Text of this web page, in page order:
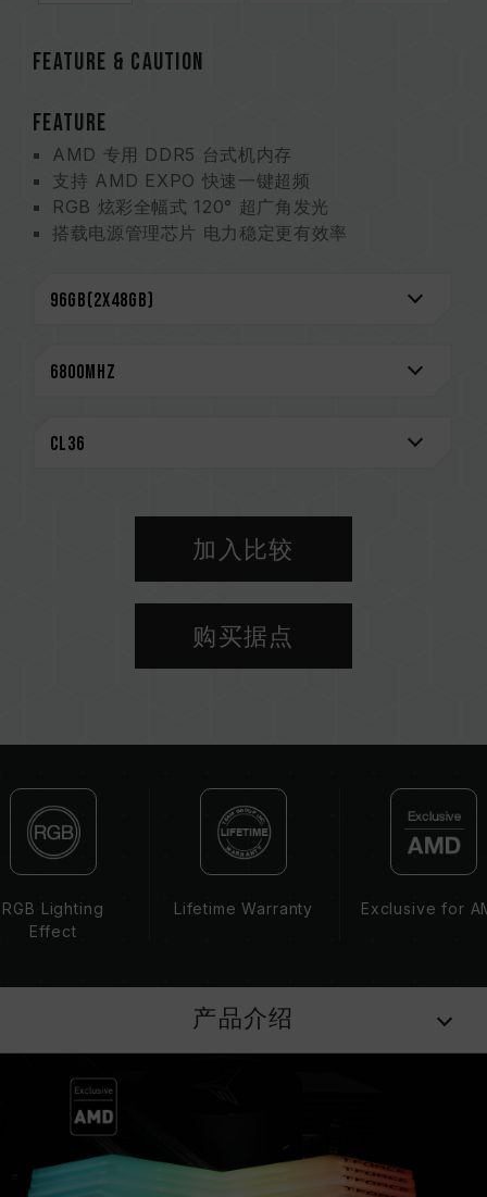
Feature & CAUTION
FEATURE
AMD 专用 DDR5 台式机内存
支持 AMD EXPO 快速一键超频
RGB 炫彩全幅式 120° 超广角发光
搭载电源管理芯片 电力稳定更有效率
严选高质量 IC 稳定可靠
创新线路结构专利 降低功耗与发热
CAUTION
请勿混合使用不同容量、频率、品牌、型号的内
存。每一组套装中的内存皆通过兼容性测试配对而
成。若混合使用不同套装的内存，将可能导致系统
内存的最终运行频率取决于系统 BIOS 设定及主
若未启用 XMP 3.0（Intel）或
EXPO（AMD），内存将以 SPD 默认频率
（JEDEC 标准）运行，如 DDR5-4800 (或更
低)。此为正常行为，并非产品瑕疵。
板可能无法达到标示频率，最终运行频率受限于系
超频导致系统不稳定，请回复 BIOS 默认值。
内存模块的标示频率为最高可达频率，并非所有系
统都能达成。
请确认您的主板与处理器支持对应的超频技术
（XMP 3.0 / EXPO），否则内存可能无法达到标
示的超频频率。
十铨科技的内存模块皆在正常电压情况下进行验
加入比较
购买据点
RGB Lighting
Effect
Lifetime Warranty Exclusive for
产品介绍